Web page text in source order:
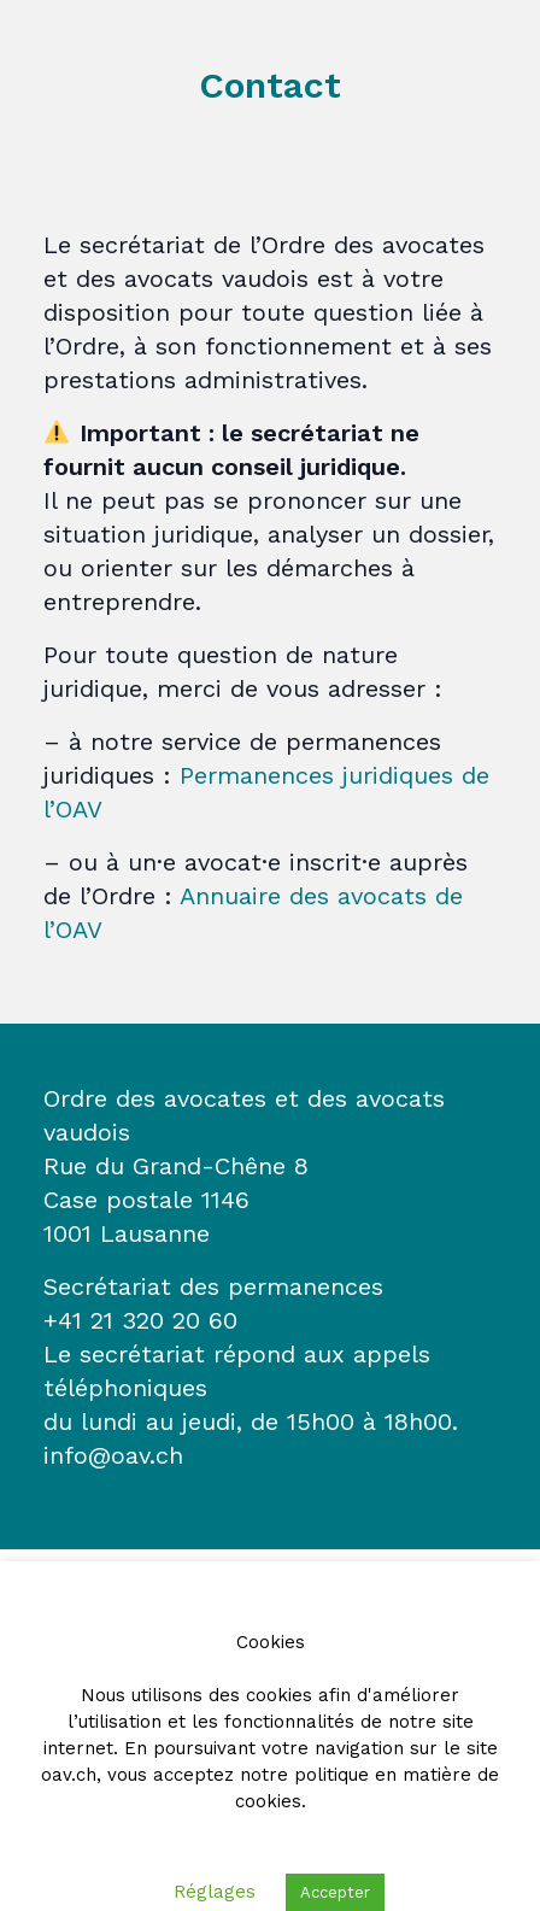
Contact
Le secrétariat de l’Ordre des avocates
et des avocats vaudois est à votre
disposition pour toute question liée à
l’Ordre, à son fonctionnement et à ses
prestations administratives.
Important : le secrétariat ne
fournit aucun conseil juridique.
Il ne peut pas se prononcer sur une
situation juridique, analyser un dossier,
ou orienter sur les démarches à
entreprendre.
Pour toute question de nature
juridique, merci de vous adresser :
– à notre service de permanences
juridiques : Permanences juridiques de
l’OAV
– ou à un·e avocat·e inscrit·e auprès
de l’Ordre : Annuaire des avocats de
l’OAV
Ordre des avocates et des avocats
vaudois
Rue du Grand-Chêne 8
Case postale 1146
1001 Lausanne
Secrétariat des permanences
+41 21 320 20 60
Le secrétariat répond aux appels
téléphoniques
du lundi au jeudi, de 15h00 à 18h00.
info@oav.ch
Partenaires
Cookies
Nous utilisons des cookies afin d'améliorer
l’utilisation et les fonctionnalités de notre site
internet. En poursuivant votre navigation sur le site
oav.ch, vous acceptez notre politique en matière de
cookies.
Réglages Accepter